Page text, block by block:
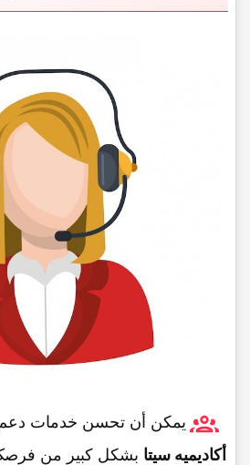
یمکن أن تحسن خدمات دعم
أکادیمیه سیتا بشکل کبیر من